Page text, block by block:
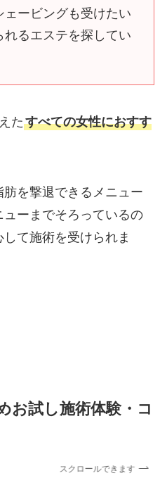
ェービングも受けたい
るエステを探してい
たすべての女性におすす
を撃退できるメニュー
ーまでそろっているの
て施術を受けられま
お試し施術体験・コ
スクロールできます